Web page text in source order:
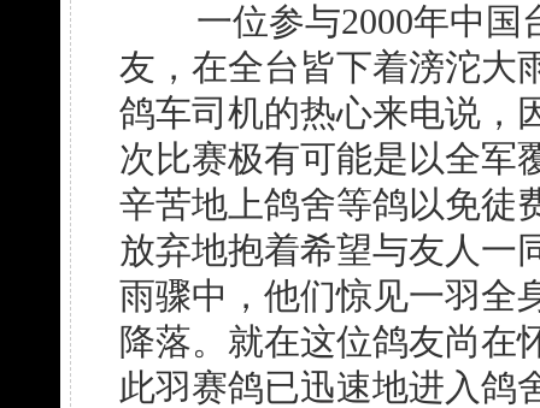
一位参与2000年中国
友，在全台皆下着滂沱大
鸽车司机的热心来电说，
次比赛极有可能是以全军
辛苦地上鸽舍等鸽以免徒
放弃地抱着希望与友人一
雨骤中，他们惊见一羽全
降落。就在这位鸽友尚在
此羽赛鸽已迅速地进入鸽